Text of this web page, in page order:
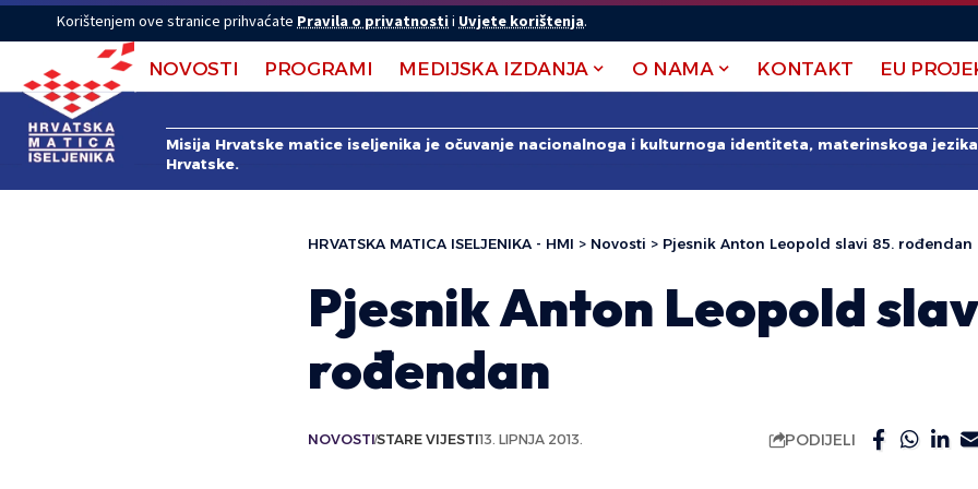
Korištenjem ove stranice prihvaćate Pravila o privatnostii Uvjete korištenja.
NOVOSTI PROGRAMI MEDIJSKA IZDANJA O NAMA KONTAKT EU
Misija Hrvatske matice iseljenika je očuvanje nacionalnoga i kulturnoga identiteta, materinskoga
Hrvatske.
HRVATSKA MATICA ISELJENIKA - HMI > Novosti > Pjesnik Anton Leopold slavi 85. rođendan
Pjesnik Anton Leopold
rođendan
NOVOSTISTARE VIJESTI13. LIPNJA 2013. PODIJELI